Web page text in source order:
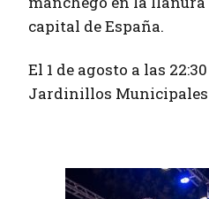
capital de España.
El 1 de agosto a las
Jardinillos Municipales